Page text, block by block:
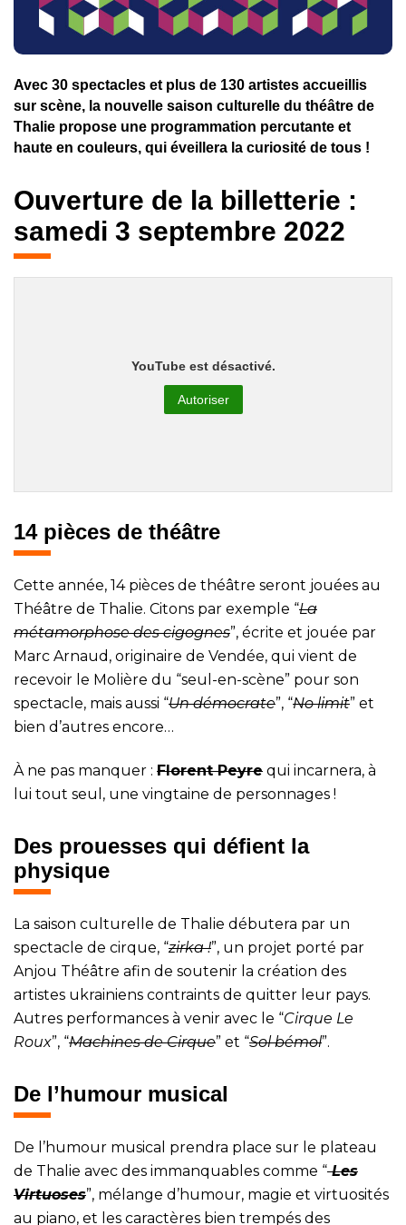
Avec 30 spectacles et plus de 130 artistes accueillis
sur scène, la nouvelle saison culturelle du théâtre de
Thalie propose une programmation percutante et
haute en couleurs, qui éveillera la curiosité de tous !
Ouverture de la billetterie :
samedi 3 septembre 2022
YouTube est désactivé.
Autoriser
14 pièces de théâtre
Cette année, 14 pièces de théâtre seront jouées au
Théâtre de Thalie. Citons par exemple “La
métamorphose des cigognes”, écrite et jouée par
Marc Arnaud, originaire de Vendée, qui vient de
recevoir le Molière du “seul-en-scène” pour son
spectacle, mais aussi “Un démocrate”, “No limit” et
bien d’autres encore…
À ne pas manquer : Florent Peyre qui incarnera, à
lui tout seul, une vingtaine de personnages !
Des prouesses qui défient la
physique
La saison culturelle de Thalie débutera par un
spectacle de cirque, “zirka !”, un projet porté par
Anjou Théâtre afin de soutenir la création des
artistes ukrainiens contraints de quitter leur pays.
Autres performances à venir avec le “Cirque Le
Roux”, “Machines de Cirque” et “Sol bémol”.
De l’humour musical
De l’humour musical prendra place sur le plateau
de Thalie avec des immanquables comme “Les
Virtuoses”, mélange d’humour, magie et virtuosités
au piano, et les caractères bien trempés des